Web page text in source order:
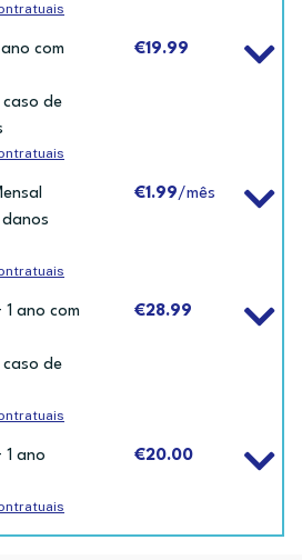
com
caso de
€19.99
€1.99/mês
ano com
caso de
€28.99
ano
€20.00